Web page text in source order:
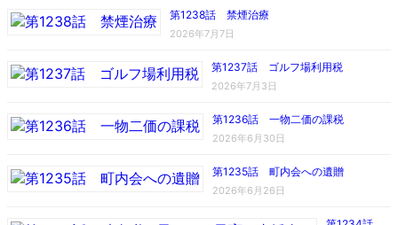
第1238話 禁煙治療
2026年7月7日
第1237話 ゴルフ場利用税
2026年7月3日
第1236話 一物二価の課税
2026年6月30日
第1235話 町内会への遺贈
2026年6月26日